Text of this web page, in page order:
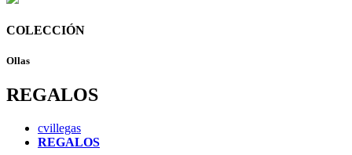
COLECCIÓN
Ollas
REGALOS
cvillegas
REGALOS